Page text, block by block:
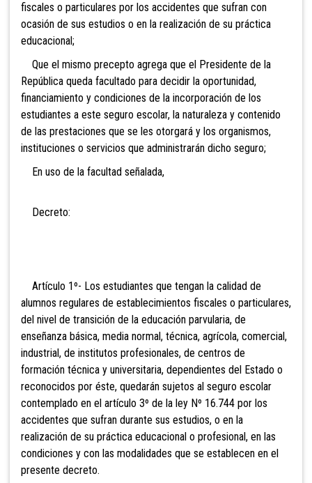
fiscales o particulares por los accidentes que sufran con
ocasión de sus estudios o en la realización de su práctica
educacional;
Que el mismo precepto agrega que el Presidente de la
República queda facultado para decidir la oportunidad,
financiamiento y condiciones de la incorporación de los
estudiantes a este seguro escolar, la naturaleza y contenido
de las prestaciones que se les otorgará y los organismos,
instituciones o servicios que administrarán dicho seguro;
En uso de la facultad señalada,
Decreto:
Artículo 1º- Los estudiantes que tengan la calidad de
alumnos regulares de establecimientos fiscales o particulares,
del nivel de transición de la educación parvularia, de
enseñanza básica, media normal, técnica, agrícola, comercial,
industrial, de institutos profesionales, de centros de
formación técnica y universitaria, dependientes del Estado o
reconocidos por éste, quedarán sujetos al seguro escolar
contemplado en el artículo 3º de la ley Nº 16.744 por los
accidentes que sufran durante sus estudios, o en la
realización de su práctica educacional o profesional, en las
condiciones y con las modalidades que se establecen en el
presente decreto.